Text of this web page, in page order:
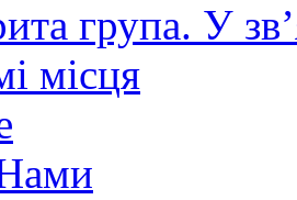
групa. У
місця